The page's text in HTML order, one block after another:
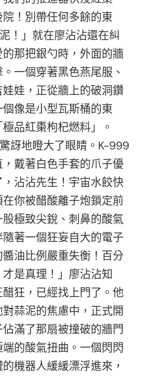
！別帶任何多餘的東
！」就在廖沾沾還在糾
那把銀勺時，外面的牆
一個穿著黑色燕尾服、
娃，正從牆上的破洞鑽
像是小型瓦斯桶的東
品紅棗枸杞燃料」。
訝地瞪大了眼睛。K-999
戴著白色手套的爪子優
沾沾先生！宇宙水餃快
你被醋酸離子炮鎖定前
極致尖銳、刺鼻的酸氣
著一個狂妄自大的電子
油比例嚴重失衡！百分
是真理！」廖沾沾知
狂，已經找上門了。他
蒜泥的焦慮中，正式開
滿了那扇被撞破的牆門
的酸氣扭曲。一個閃閃
的機器人緩緩漂浮進來，